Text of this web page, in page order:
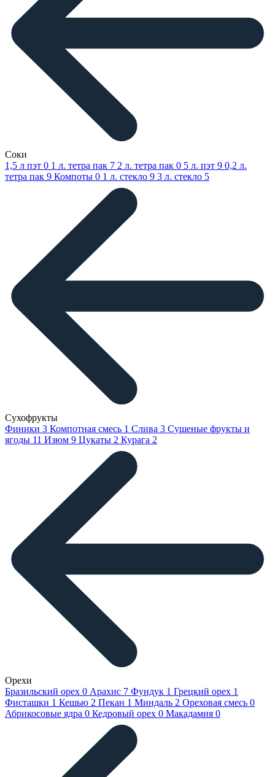
Соки
1,5 л пэт 0 1 л. тетра пак 7 2 л. тетра пак 0 5 л. пэт 9 0,2 л.
тетра пак 9 Компоты 0 1 л. стекло 9 3 л. стекло 5
Сухофрукты
Финики 3 Компотная смесь 1 Слива 3 Сушеные фрукты и
ягоды 11 Изюм 9 Цукаты 2 Курага 2
Орехи
Бразильский орех 0 Арахис 7 Фундук 1 Грецкий орех 1
Фисташки 1 Кешью 2 Пекан 1 Миндаль 2 Ореховая смесь 0
Абрикосовые ядра 0 Кедровый орех 0 Макадамия 0